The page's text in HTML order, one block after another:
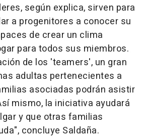
según explica, sirven para
a progenitores a conocer su
de crear un clima
para todos sus miembros.
de los 'teamers', un gran
adultas pertenecientes a
asociadas podrán asistir
mismo, la iniciativa ayudará
y que otras familias
concluye Saldaña.